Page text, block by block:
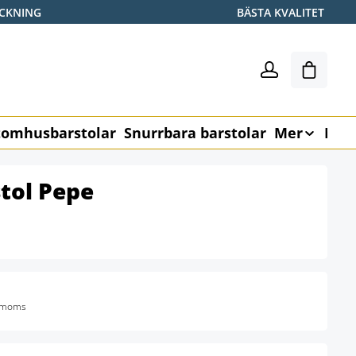
BÄSTA KVALITET
Snurrbara barstolar Mer
Pepe